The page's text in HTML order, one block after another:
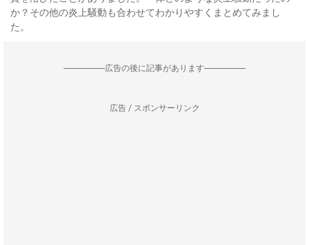
か？その他の炎上騒動も合わせてわかりやすくまとめてみまし
た。
--------------------広告の後に記事があります--------------------
広告 / スポンサーリンク